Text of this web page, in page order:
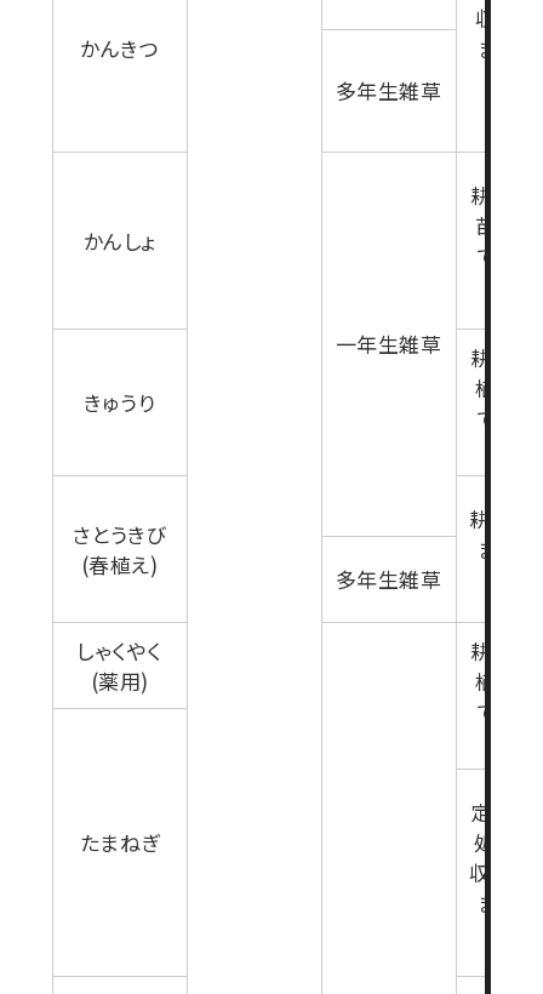
かんきつ
収穫7
まで(
多年生雑草
かんしょ
一年生雑草
耕起又
苗7日
で(雑
きゅうり
耕起又
植7日
で(雑
さとうきび
(春植え)
耕起10
まで(
多年生雑草
しゃくやく
(薬用)
耕起又
植7日
で(雑
たまねぎ
定植後
処理 但
収穫30
まで(